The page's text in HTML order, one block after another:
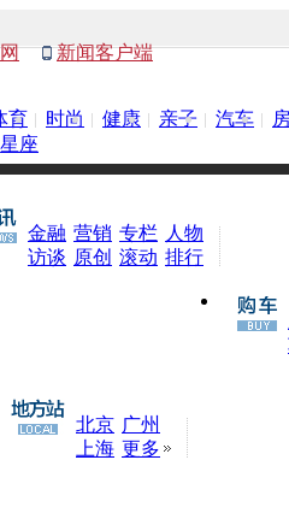
新闻客户端
育 时尚 健康 亲子 汽车
星座
金融 营销 专栏 人物
访谈 原创 滚动 排行
北京 广州
上海 更多